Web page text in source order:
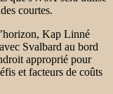
courtes.
Kap Linné
Svalbard au bord
approprié pour
et facteurs de coûts